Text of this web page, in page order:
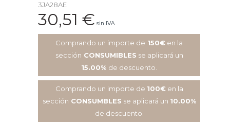
3JA28AE
30,51 € sin IVA
Comprando un importe de 150€ en la
sección CONSUMIBLES se aplicará un
15.00% de descuento.
Comprando un importe de 100€en la
sección CONSUMBLES se aplicará un 10.00%
de descuento.